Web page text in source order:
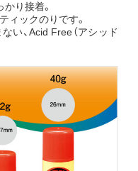
り接着。
ィックのりです。
い、Acid Free（アシッド